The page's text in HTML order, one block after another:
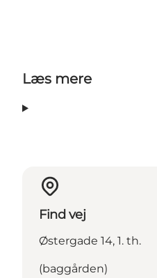
Læs mere
Find vej
Østergade 14, 1. th.
(baggården)